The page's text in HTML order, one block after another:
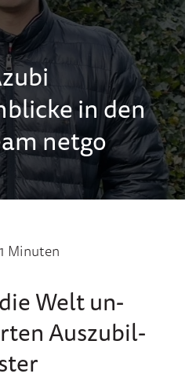
in den
netgo
Minuten
Welt un­
Aus­zu­bil­